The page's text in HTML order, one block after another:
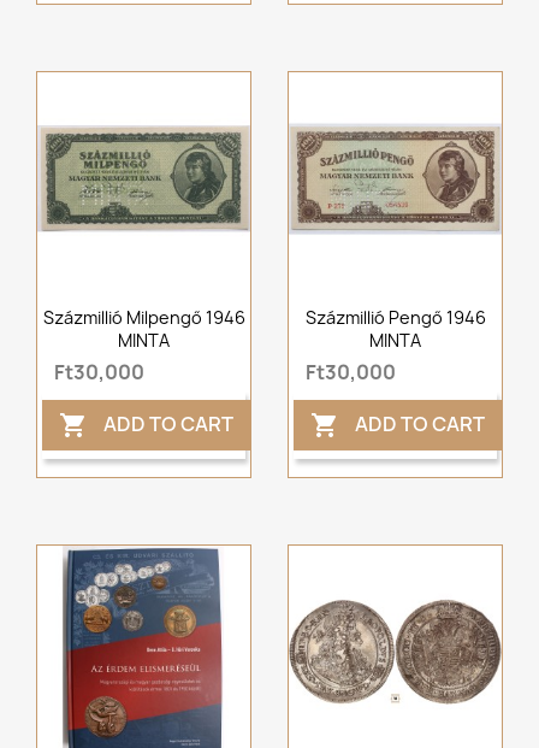
Százmillió Milpengő 1946
MINTA
Ft30,000
 ADD TO CART
Százmillió Pengő 1946
MINTA
Ft30,000
 ADD TO CART